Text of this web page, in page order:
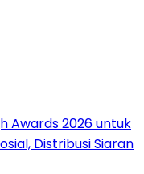
Awards 2026 untuk
Distribusi Siaran